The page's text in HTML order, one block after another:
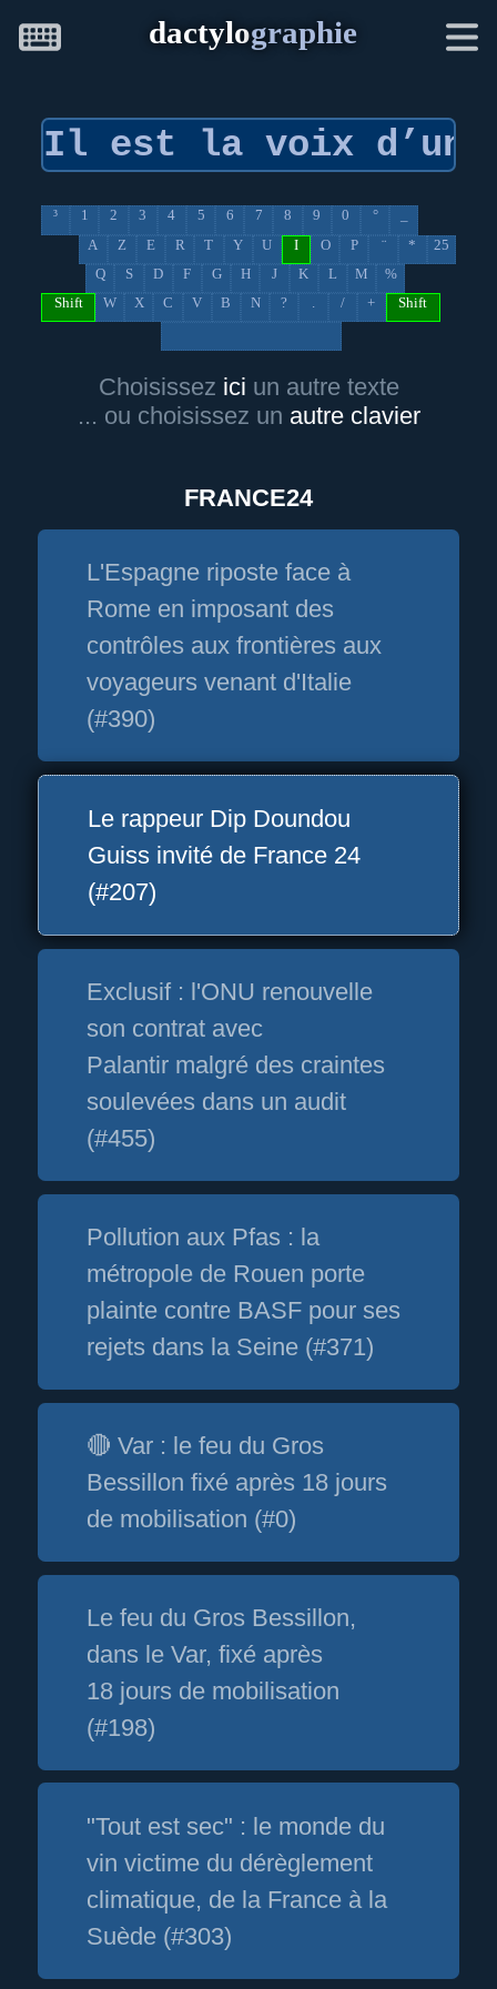
dactylographie
³ 1 2 3 4 5 6 7 8 9 0 °
A
Z E R T Y U I O P ¨ *
25
Q
S D F G H J K L M
%
Shift
W X C V B N ? / + Shift
Choisissez ici un autre texte
... ou choisissez un autre clavier
FRANCE24
L'Espagne riposte face à
Rome en imposant des
contrôles aux frontières aux
voyageurs venant d'Italie
(#390)
Le rappeur Dip Doundou
Guiss invité de France 24
(#207)
Exclusif : l'ONU renouvelle
son contrat avec
Palantir malgré des craintes
soulevées dans un audit
(#455)
Pollution aux Pfas : la
métropole de Rouen porte
plainte contre BASF pour ses
rejets dans la Seine (#371)
🔴 Var : le feu du Gros
Bessillon fixé après 18 jours
de mobilisation (#0)
Le feu du Gros Bessillon,
dans le Var, fixé après
18 jours de mobilisation
(#198)
"Tout est sec" : le monde du
vin victime du dérèglement
climatique, de la France à la
Suède (#303)